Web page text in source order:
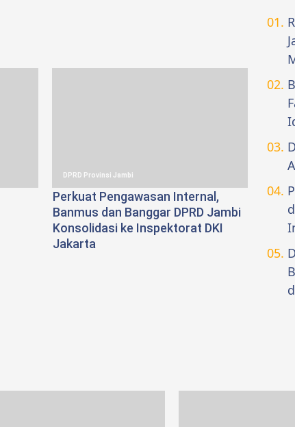
DPRD Provinsi Jambi
Perkuat Pengawasan Internal,
Banmus dan Banggar DPRD Jambi
Konsolidasi ke Inspektorat DKI
Jakarta